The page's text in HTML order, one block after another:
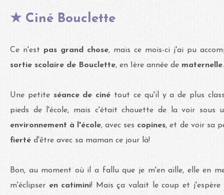
★ Ciné Bouclette
Ce n'est pas grand chose, mais ce mois-ci j'ai pu
sortie scolaire de Bouclette, en 1ère année de maternelle.
Une petite séance de ciné tout ce qu'il y a de plus
pieds de l'école, mais c'était chouette de la voir
environnement à l'école, avec ses copines, et de voir sa
fierté d'être avec sa maman ce jour là!
Bon, au moment où il a fallu que je m'en aille, elle en
m'éclipser en catimini! Mais ça valait le coup et